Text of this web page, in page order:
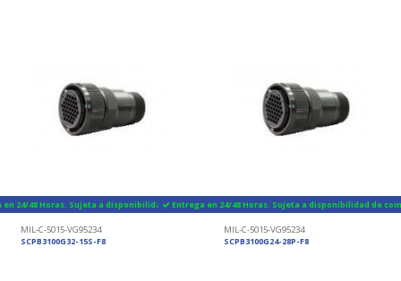
24/48 Horas. Sujeta a disponibilidad de componentes
MIL-C-5015-VG95234
SCPB3100G32-15S-F8
Entrega en 24/48 Horas. Sujeta a disponibilidad de
MIL-C-5015-VG95234
SCPB3100G24-28P-F8